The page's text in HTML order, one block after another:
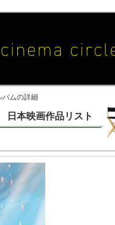
バムの詳細
日本映画作品リスト